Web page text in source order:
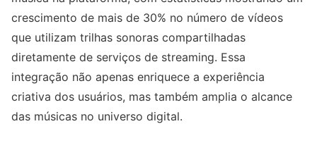
crescimento de mais de 30% no número de vídeos
que utilizam trilhas sonoras compartilhadas
diretamente de serviços de streaming. Essa
integração não apenas enriquece a experiência
criativa dos usuários, mas também amplia o alcance
das músicas no universo digital.